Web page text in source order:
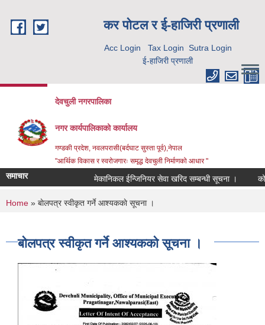
कर पाेटल र ई-हाजिरी प्रणाली
Acc Login Tax Login Sutra Login
ई-हाजिरी प्रणाली
देवचुली नगरपालिका
नगर कार्यपालिकाको कार्यालय
गण्डकी प्रदेश, नवलपरासी(बर्दघाट सुस्ता पूर्व),नेपाल
"आर्थिक विकास र स्वरोजगारः समृद्ध देवचुली निर्माणको आधार "
समाचार मेकानिकल ईन्जिनियर सेवा खरिद सम्बन्धी सूचना ।
You are here
Home » बाेलपत्र स्वीकृत गर्ने आश्यककाे सूचना ।
बाेलपत्र स्वीकृत गर्ने आश्यककाे सूचना ।